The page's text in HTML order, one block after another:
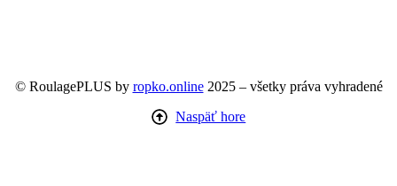
© RoulagePLUS by ropko.online2025 – všetky práva vyhradené
Naspäť hore